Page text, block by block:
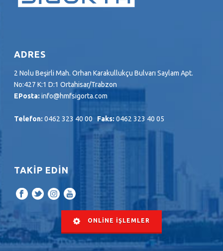
ADRES
2 Nolu Beşirli Mah. Orhan Karakullukçu Bulvarı Saylam Apt.
No:427 K:1 D:1 Ortahisar/Trabzon
EPosta: info@hmfsigorta.com
Telefon: 0462 323 40 00 Faks:0462 323 40 05
TAKİP EDİN
ONLİNE İŞLEMLER